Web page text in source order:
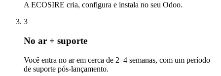
A ECOSIRE cria, configura e instala no seu Odoo.
3
No ar + suporte
Você entra no ar em cerca de 2–4 semanas, com um período
de suporte pós-lançamento.